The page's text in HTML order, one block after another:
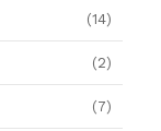
(14)
(2)
(7)